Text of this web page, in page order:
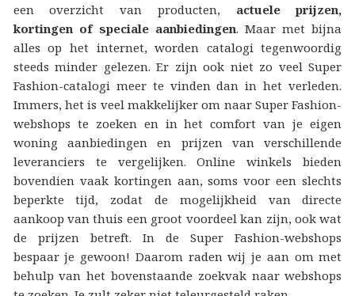
een overzicht van producten, actuele prijzen,
kortingen of speciale aanbiedingen. Maar met bijna
alles op het internet, worden catalogi tegenwoordig
steeds minder gelezen. Er zijn ook niet zo veel Super
Fashion-catalogi meer te vinden dan in het verleden.
Immers, het is veel makkelijker om naar Super Fashion-
webshops te zoeken en in het comfort van je eigen
woning aanbiedingen en prijzen van verschillende
leveranciers te vergelijken. Online winkels bieden
bovendien vaak kortingen aan, soms voor een slechts
beperkte tijd, zodat de mogelijkheid van directe
aankoop van thuis een groot voordeel kan zijn, ook wat
de prijzen betreft. In de Super Fashion-webshops
bespaar je gewoon! Daarom raden wij je aan om met
behulp van het bovenstaande zoekvak naar webshops